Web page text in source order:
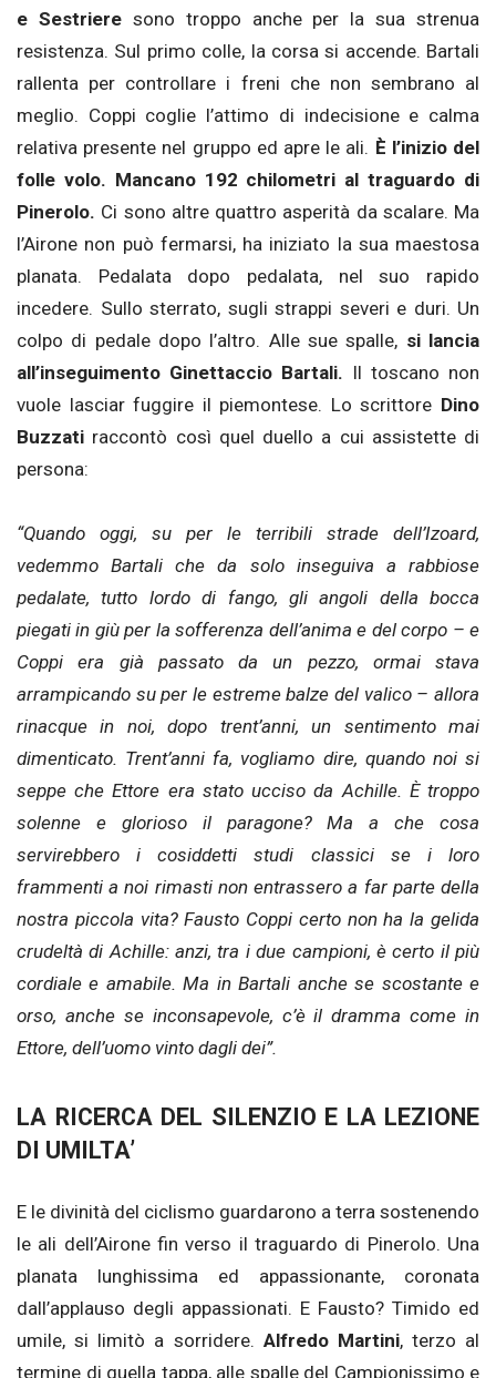
e Sestrieresono troppo anche per la sua strenua
resistenza. Sul primo colle, la corsa si accende. Bartali
rallenta per controllare i freni che non sembrano al
meglio. Coppi coglie l’attimo di indecisione e calma
relativa presente nel gruppo ed apre le ali. È l’inizio del
folle volo. Mancano 192 chilometri al traguardo di
Pinerolo. Ci sono altre quattro asperità da scalare. Ma
l’Airone non può fermarsi, ha iniziato la sua maestosa
planata. Pedalata dopo pedalata, nel suo rapido
incedere. Sullo sterrato, sugli strappi severi e duri. Un
colpo di pedale dopo l’altro. Alle sue spalle, si lancia
all’inseguimento Ginettaccio Bartali. Il toscano non
vuole lasciar fuggire il piemontese. Lo scrittore Dino
Buzzati raccontò così quel duello a cui assistette di
persona:
“Quando oggi, su per le terribili strade dell’Izoard,
vedemmo Bartali che da solo inseguiva a rabbiose
pedalate, tutto lordo di fango, gli angoli della bocca
piegati in giù per la sofferenza dell’anima e del corpo – e
Coppi era già passato da un pezzo, ormai stava
arrampicando su per le estreme balze del valico – allora
rinacque in noi, dopo trent’anni, un sentimento mai
dimenticato. Trent’anni fa, vogliamo dire, quando noi si
seppe che Ettore era stato ucciso da Achille. È troppo
solenne e glorioso il paragone? Ma a che cosa
servirebbero i cosiddetti studi classici se i loro
frammenti a noi rimasti non entrassero a far parte della
nostra piccola vita? Fausto Coppi certo non ha la gelida
crudeltà di Achille: anzi, tra i due campioni, è certo il più
cordiale e amabile. Ma in Bartali anche se scostante e
orso, anche se inconsapevole, c’è il dramma come in
Ettore, dell’uomo vinto dagli dei”.
LA RICERCA DEL SILENZIO E LA LEZIONE
DI UMILTA’
E le divinità del ciclismo guardarono a terra sostenendo
le ali dell’Airone fin verso il traguardo di Pinerolo. Una
planata lunghissima ed appassionante, coronata
dall’applauso degli appassionati. E Fausto? Timido ed
umile, si limitò a sorridere. Alfredo Martini, terzo al
termine di quella tappa, alle spalle del Campionissimo e